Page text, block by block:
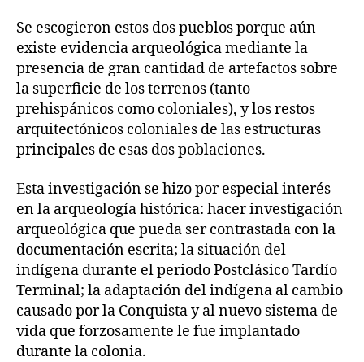
Se escogieron estos dos pueblos porque aún
existe evidencia arqueológica mediante la
presencia de gran cantidad de artefactos sobre
la superficie de los terrenos (tanto
prehispánicos como coloniales), y los restos
arquitectónicos coloniales de las estructuras
principales de esas dos poblaciones.
Esta investigación se hizo por especial interés
en la arqueología histórica: hacer investigación
arqueológica que pueda ser contrastada con la
documentación escrita; la situación del
indígena durante el periodo Postclásico Tardío
Terminal; la adaptación del indígena al cambio
causado por la Conquista y al nuevo sistema de
vida que forzosamente le fue implantado
durante la colonia.